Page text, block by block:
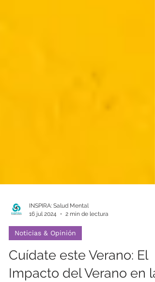
INSPIRA: Salud Mental
16 jul 2024
2 min de lectura
Noticias & Opinión